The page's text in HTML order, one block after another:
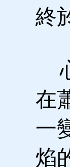
終
在
一
焰